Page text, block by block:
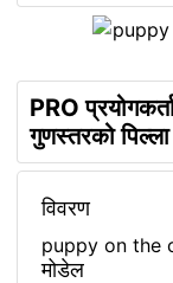
PRO
गुणस्तरको
विवरण
puppy on the
मोडेल